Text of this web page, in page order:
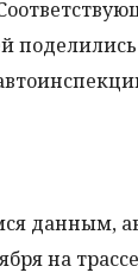
данным,
на